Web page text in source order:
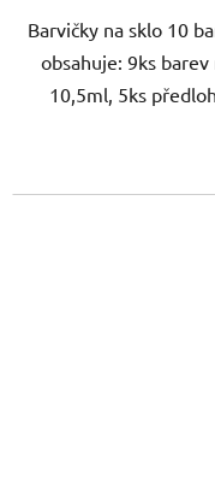
Barvičky na sklo 10
obsahuje: 9ks
10,5ml, 5ks